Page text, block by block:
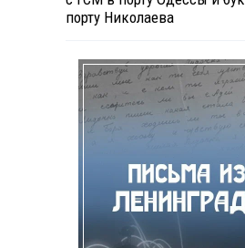
порту Николаева